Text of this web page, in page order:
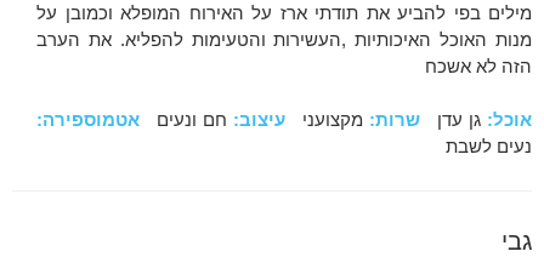
מילים בפי להביע את תודתי ארז על האירוח המופלא וכמובן על
מנות האוכל האיכותיות ,העשירות והטעימות להפליא. את הערב
הזה לא אשכח
אוכל: גן עדן שרות: מקצועניעיצוב: חם ונעים אטמוספירה:
נעים לשבת
גבי